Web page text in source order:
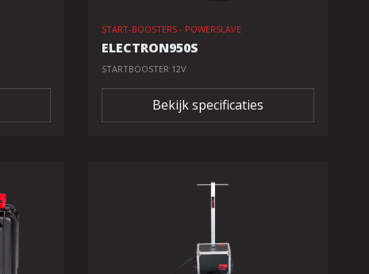
START-BOOSTERS - POWERSLAVE
ELECTRON950S
STARTBOOSTER 12V
Bekijk specificaties